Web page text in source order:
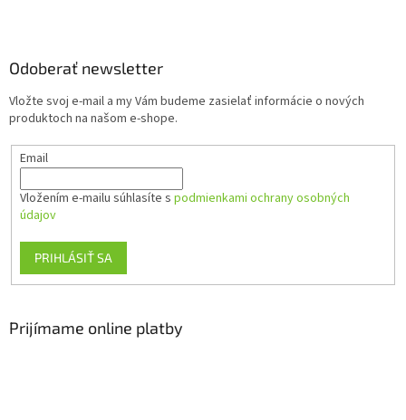
Odoberať newsletter
Vložte svoj e-mail a my Vám budeme zasielať informácie o nových
produktoch na našom e-shope.
Email
Vložením e-mailu súhlasíte s podmienkami ochrany osobných
údajov
PRIHLÁSIŤ SA
Prijímame online platby